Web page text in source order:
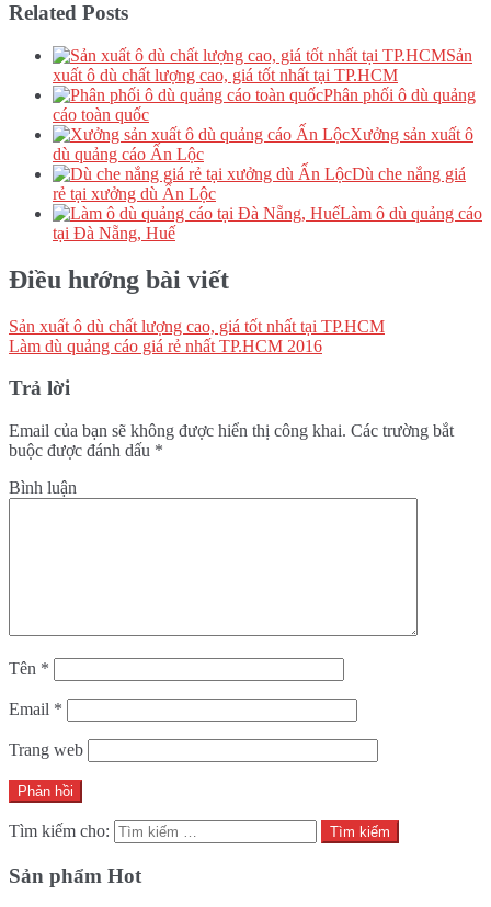
Related Posts
Sản
xuất ô dù chất lượng cao, giá tốt nhất tại TP.HCM
Phân phối ô dù quảng
cáo toàn quốc
Xưởng sản xuất ô
dù quảng cáo Ấn Lộc
Dù che nắng giá
rẻ tại xưởng dù Ấn Lộc
Làm ô dù quảng cáo
tại Đà Nẵng, Huế
Điều hướng bài viết
Sản xuất ô dù chất lượng cao, giá tốt nhất tại TP.HCM
Làm dù quảng cáo giá rẻ nhất TP.HCM 2016
Trả lời
Email của bạn sẽ không được hiển thị công khai. Các trường bắt
buộc được đánh dấu *
Bình luận
Tên *
Email *
Trang web
Tìm kiếm cho:
Sản phẩm Hot